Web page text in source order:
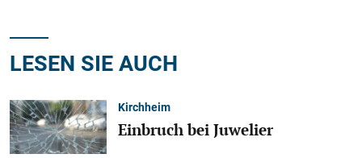
LESEN SIE AUCH
Kirchheim
Einbruch bei Juwelier